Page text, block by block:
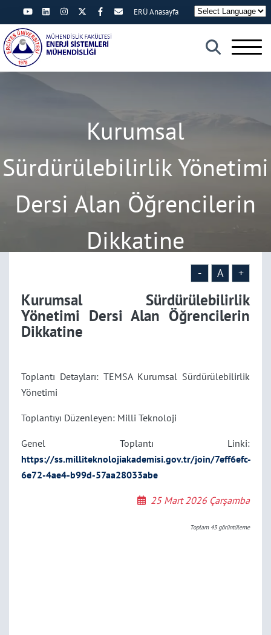
×
ERÜ Anasayfa
Kurumsal
Sürdürülebilirlik Yönetimi
Dersi Alan Öğrencilerin
Dikkatine
- A +
Kurumsal Sürdürülebilirlik
Yönetimi Dersi Alan Öğrencilerin
Dikkatine
Toplantı Detayları: TEMSA Kurumsal Sürdürülebilirlik
Yönetimi
Toplantıyı Düzenleyen: Milli Teknoloji
Genel Toplantı Linki:
https://ss.milliteknolojiakademisi.gov.tr/join/7eff6efc-
6e72-4ae4-b99d-57aa28033abe
25 Mart 2026 Çarşamba
Toplam 43görüntüleme